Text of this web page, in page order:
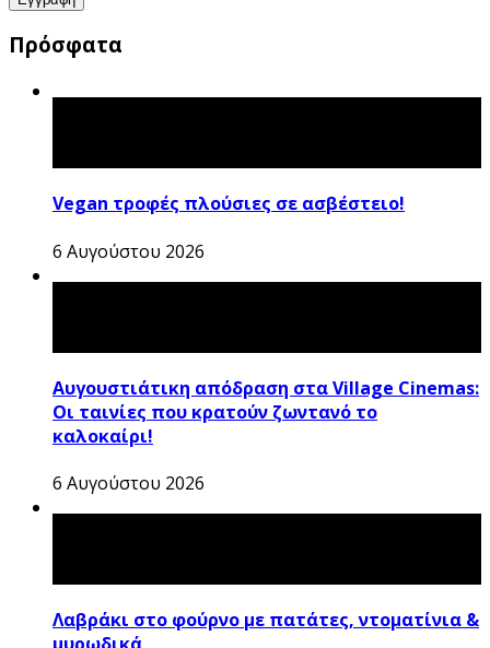
Πρόσφατα
Vegan τροφές πλούσιες σε ασβέστειο!
6 Αυγούστου 2026
Αυγουστιάτικη απόδραση στα Village Cinemas:
Οι ταινίες που κρατούν ζωντανό το
καλοκαίρι!
6 Αυγούστου 2026
Λαβράκι στο φούρνο με πατάτες, ντοματίνια &